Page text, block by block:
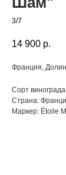
3/7
14 900 р.
Франция,
Сорт
Страна:
Маркер: Étoile